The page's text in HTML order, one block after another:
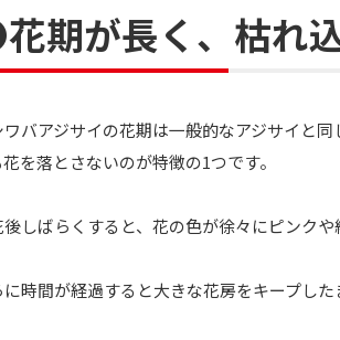
期が長く、枯れ
ワバアジサイの花期は一般的なアジサイと
を落とさないのが特徴の1つです。
後しばらくすると、花の色が徐々にピンク
に時間が経過すると大きな花房をキープし